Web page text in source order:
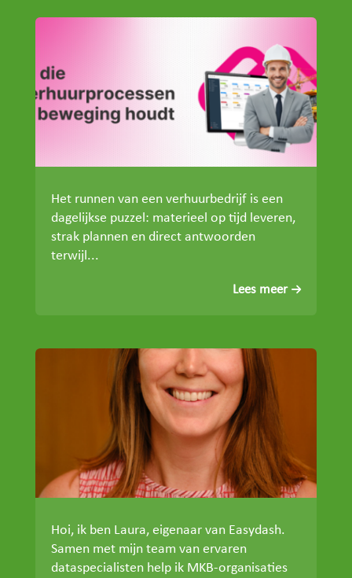
Het runnen van een verhuurbedrijf is een
dagelijkse puzzel: materieel op tijd leveren,
strak plannen en direct antwoorden
terwijl...
Lees meer
Hoi, ik ben Laura, eigenaar van Easydash.
Samen met mijn team van ervaren
dataspecialisten help ik MKB-organisaties